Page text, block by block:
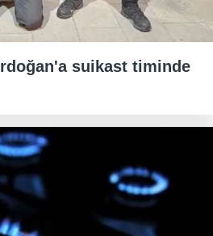
suikast timinde